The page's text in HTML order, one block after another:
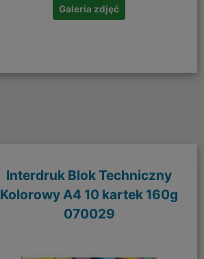
Galeria zdjęć
Interdruk Blok Techniczny
Kolorowy A4 10 kartek 160g
070029